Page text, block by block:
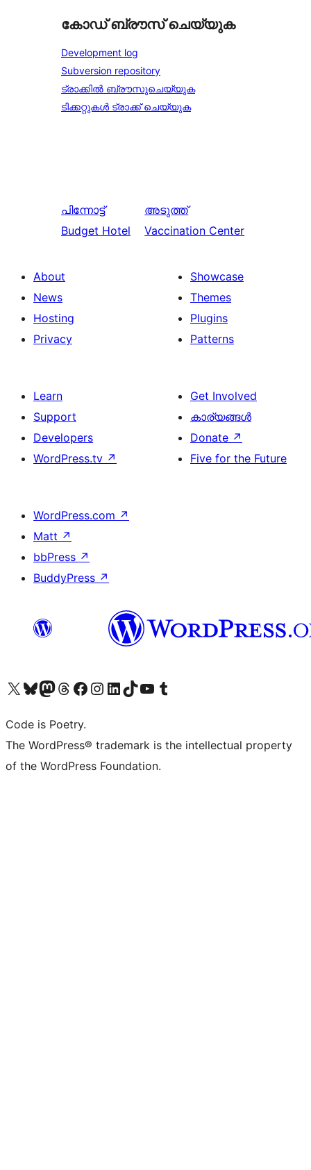
കോഡ് ബ്രൗസ് ചെയ്യുക
Development log
Subversion repository
ട്രാക്കിൽ ബ്രൗസുചെയ്യുക
ടിക്കറ്റുകൾ ട്രാക്ക് ചെയ്യുക
പിന്നോട്ട്
Budget Hotel
അടുത്ത്
Vaccination Center
About
News
Hosting
Privacy
Showcase
Themes
Plugins
Patterns
Learn
Support
Developers
WordPress.tv ↗
Get Involved
കാര്യങ്ങള്‍
Donate ↗
Five for the Future
WordPress.com ↗
Matt ↗
bbPress ↗
BuddyPress ↗
Visit our X (formerly Twitter) account
ഞങ്ങളുടെ ബ്ലൂസ്കൈ അക്കൗണ്ട് സന്ദർശിക്കുക
Visit our Mastodon account
ഞങ്ങളുടെ ത്രെഡ്സ് അക്കൗണ്ട് സന്ദർശിക്കുക
Visit our Facebook page
Visit our Instagram account
Visit our LinkedIn account
ഞങ്ങളുടെ ടിക് ടോക് അക്കൗണ്ട് സന്ദർശിക്കുക
Visit our YouTube channel
ഞങ്ങളുടെ ടംബ്ലർ അക്കൗണ്ട് സന്ദർശിക്കുക
Code is Poetry.
The WordPress® trademark is the intellectual property
of the WordPress Foundation.